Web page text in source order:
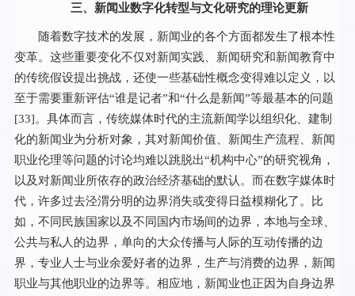
三、新闻业数字化转型与文化研究的理论更新
随着数字技术的发展，新闻业的各个方面都发生了根本性
变革。这些重要变化不仅对新闻实践、新闻研究和新闻教育中
的传统假设提出挑战，还使一些基础性概念变得难以定义，以
至于需要重新评估“谁是记者”和“什么是新闻”等最基本的问题
[33]。具体而言，传统媒体时代的主流新闻学以组织化、建制
化的新闻业为分析对象，其对新闻价值、新闻生产流程、新闻
职业伦理等问题的讨论均难以跳脱出“机构中心”的研究视角，
以及对新闻业所依存的政治经济基础的默认。而在数字媒体时
代，许多过去泾渭分明的边界消失或变得日益模糊化了。比
如，不同民族国家以及不同国内市场间的边界，本地与全球、
公共与私人的边界，单向的大众传播与人际的互动传播的边
界，专业人士与业余爱好者的边界，生产与消费的边界，新闻
职业与其他职业的边界等。相应地，新闻业也正因为自身边界